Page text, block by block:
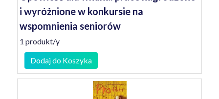
i wyróżnione w konkursie na
wspomnienia seniorów
1 produkt/y
Dodaj do Koszyka